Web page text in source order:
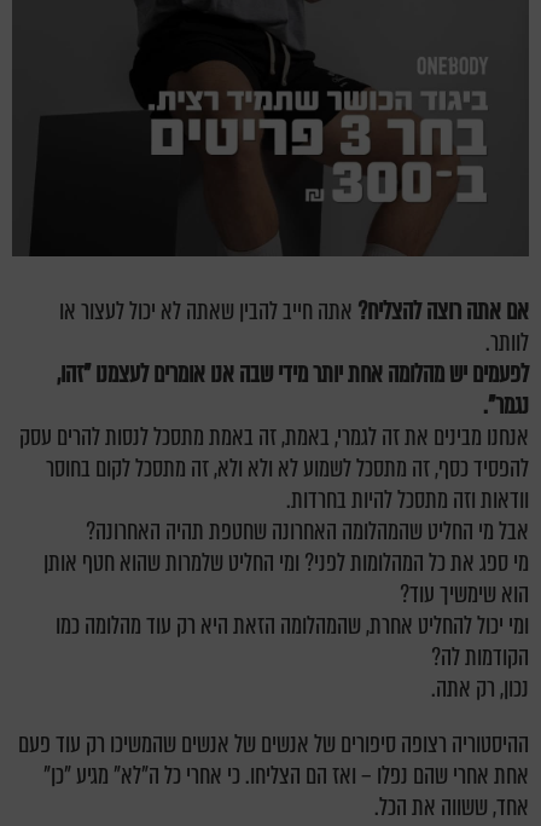
אם אתה רוצה להצליח? אתה חייב להבין שאתה לא יכול לעצור או
לוותר.
לפעמים יש מהלומה אחת יותר מידי שבה אנו אומרים לעצמנו "זהו,
נגמר".
אנחנו מבינים את זה לגמרי, באמת, זה באמת מתסכל לנסות להרים עסק
להפסיד כסף, זה מתסכל לשמוע לא ולא ולא, זה מתסכל לקום בחוסר
וודאות וזה מתסכל להיות בחרדות.
אבל מי החליט שהמהלומה האחרונה שחטפת תהיה האחרונה?
מי ספג את כל המהלומות לפני? ומי החליט שלמרות שהוא חטף אותן
הוא שימשיך עוד?
ומי יכול להחליט אחרת, שהמהלומה הזאת היא רק עוד מהלומה כמו
הקודמות לה?
נכון, רק אתה.
ההיסטוריה רצופה סיפורים של אנשים של אנשים שהמשיכו רק עוד פעם
אחת אחרי שהם נפלו – ואז הם הצליחו. כי אחרי כל ה"לא" מגיע "כן"
אחד, ששווה את הכל.